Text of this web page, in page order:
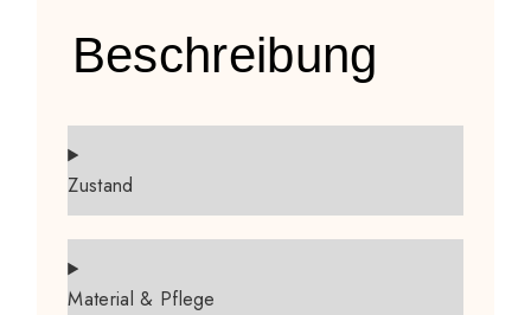
Beschreibung
Zustand
Material & Pflege